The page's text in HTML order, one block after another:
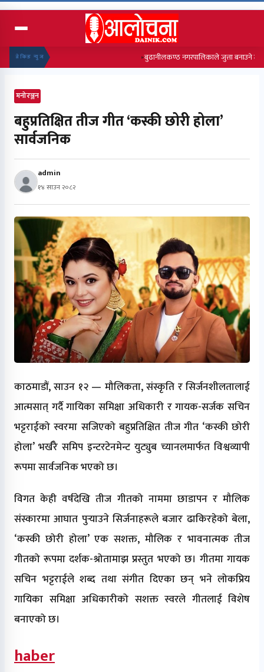
ब्रेकिङ न्युज बुढानीलकण्ठ नगरपालिकाले जुत्ता बनाउने तालिम
मनोरञ्जन
बहुप्रतिक्षित तीज गीत ‘कस्की छोरी होला’
सार्वजनिक
admin
१४ साउन २०८२
काठमाडौं, साउन १२ — मौलिकता, संस्कृति र सिर्जनशीलतालाई
आत्मसात् गर्दै गायिका समिक्षा अधिकारी र गायक-सर्जक सचिन
भट्टराईको स्वरमा सजिएको बहुप्रतिक्षित तीज गीत ‘कस्की छोरी
होला’ भर्खरै समिप इन्टरटेनमेन्ट युट्युब च्यानलमार्फत विश्वव्यापी
रूपमा सार्वजनिक भएको छ।
विगत केही वर्षदेखि तीज गीतको नाममा छाडापन र मौलिक
संस्कारमा आघात पुर्‍याउने सिर्जनाहरूले बजार ढाकिरहेको बेला,
‘कस्की छोरी होला’ एक सशक्त, मौलिक र भावनात्मक तीज
गीतको रूपमा दर्शक-श्रोतामाझ प्रस्तुत भएको छ। गीतमा गायक
सचिन भट्टराईले शब्द तथा संगीत दिएका छन् भने लोकप्रिय
गायिका समिक्षा अधिकारीको सशक्त स्वरले गीतलाई विशेष
बनाएको छ।
haber